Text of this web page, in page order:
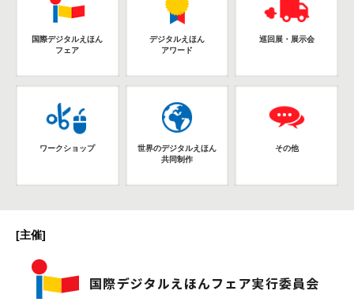
国際デジタルえほん
フェア
デジタルえほん
アワード
巡回展・展示会
ワークショップ
世界のデジタルえほん
共同制作
その他
[主催]